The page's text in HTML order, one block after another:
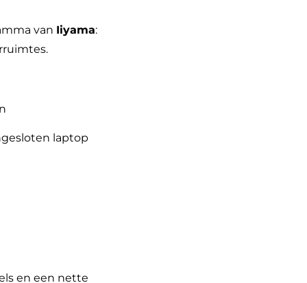
van Iiyama:
laptop
en een nette